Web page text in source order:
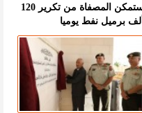
ستمكن المصفاة من تكرير 120
ألف برميل نفط يوميا